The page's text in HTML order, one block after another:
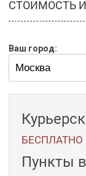
СТОИМОСТЬ
Ваш город:
БЕСПЛАТНО
Пункты